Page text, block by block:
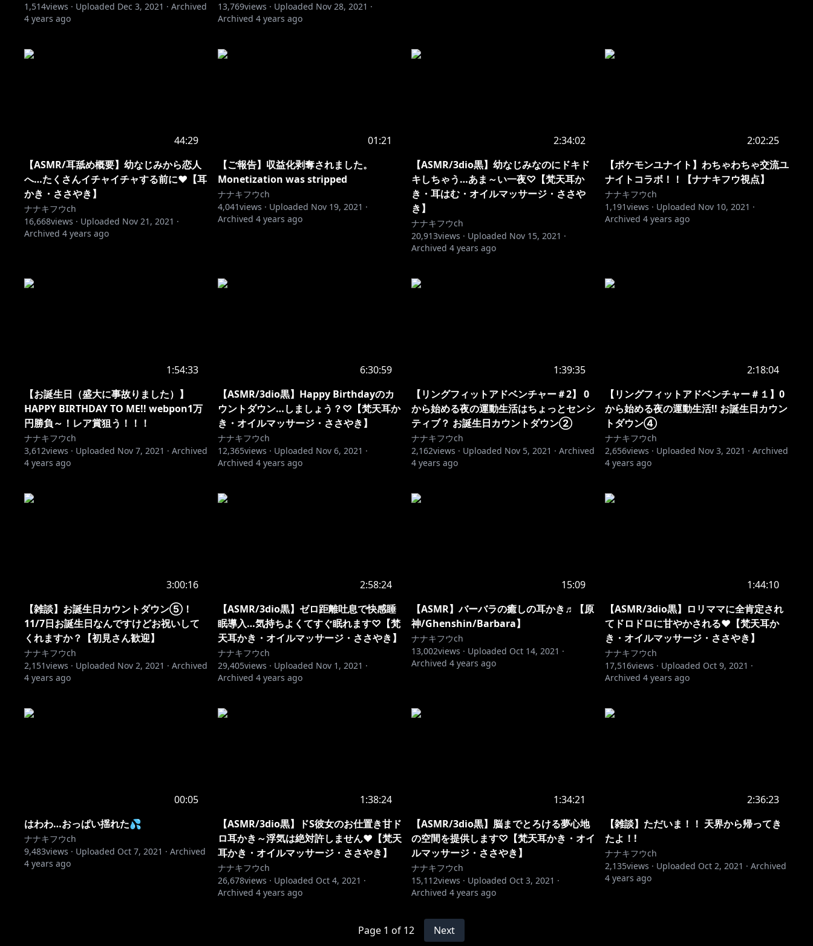
1,514views · Uploaded Dec 3, 2021 · Archived
4 years ago
13,769views · Uploaded Nov 28, 2021 ·
Archived 4 years ago
44:29
【ASMR/耳舐め概要】幼なじみから恋人
へ…たくさんイチャイチャする前に♥【耳
かき・ささやき】
ナナキフウch
16,668views · Uploaded Nov 21, 2021 ·
Archived 4 years ago
01:21
【ご報告】収益化剥奪されました。
Monetization was stripped
ナナキフウch
4,041views · Uploaded Nov 19, 2021 ·
Archived 4 years ago
2:34:02
【ASMR/3dio黒】幼なじみなのにドキド
キしちゃう…あま～い一夜♡【梵天耳か
き・耳はむ・オイルマッサージ・ささや
き】
ナナキフウch
20,913views · Uploaded Nov 15, 2021 ·
Archived 4 years ago
2:02:25
【ポケモンユナイト】わちゃわちゃ交流ユ
ナイトコラボ！！【ナナキフウ視点】
ナナキフウch
1,191views · Uploaded Nov 10, 2021 ·
Archived 4 years ago
1:54:33
【お誕生日（盛大に事故りました）】
HAPPY BIRTHDAY TO ME!! webpon1万
円勝負～！レア賞狙う！！！
ナナキフウch
3,612views · Uploaded Nov 7, 2021 · Archived
4 years ago
6:30:59
【ASMR/3dio黒】Happy Birthdayのカ
ウントダウン…しましょう？♡【梵天耳か
き・オイルマッサージ・ささやき】
ナナキフウch
12,365views · Uploaded Nov 6, 2021 ·
Archived 4 years ago
1:39:35
【リングフィットアドベンチャー＃2】 0
から始める夜の運動生活はちょっとセンシ
ティブ？ お誕生日カウントダウン②
ナナキフウch
2,162views · Uploaded Nov 5, 2021 · Archived
4 years ago
2:18:04
【リングフィットアドベンチャー＃１】0
から始める夜の運動生活!! お誕生日カウン
トダウン④
ナナキフウch
2,656views · Uploaded Nov 3, 2021 · Archived
4 years ago
3:00:16
【雑談】お誕生日カウントダウン⑤！
11/7日お誕生日なんですけどお祝いして
くれますか？【初見さん歓迎】
ナナキフウch
2,151views · Uploaded Nov 2, 2021 · Archived
4 years ago
2:58:24
【ASMR/3dio黒】ゼロ距離吐息で快感睡
眠導入…気持ちよくてすぐ眠れます♡【梵
天耳かき・オイルマッサージ・ささやき】
ナナキフウch
29,405views · Uploaded Nov 1, 2021 ·
Archived 4 years ago
15:09
【ASMR】バーバラの癒しの耳かき♬【原
神/Ghenshin/Barbara】
ナナキフウch
13,002views · Uploaded Oct 14, 2021 ·
Archived 4 years ago
1:44:10
【ASMR/3dio黒】ロリママに全肯定され
てドロドロに甘やかされる♥【梵天耳か
き・オイルマッサージ・ささやき】
ナナキフウch
17,516views · Uploaded Oct 9, 2021 ·
Archived 4 years ago
00:05
はわわ…おっぱい揺れた💦
ナナキフウch
9,483views · Uploaded Oct 7, 2021 · Archived
4 years ago
1:38:24
【ASMR/3dio黒】ドS彼女のお仕置き甘ド
ロ耳かき～浮気は絶対許しません♥【梵天
耳かき・オイルマッサージ・ささやき】
ナナキフウch
26,678views · Uploaded Oct 4, 2021 ·
Archived 4 years ago
1:34:21
【ASMR/3dio黒】脳までとろける夢心地
の空間を提供します♡【梵天耳かき・オイ
ルマッサージ・ささやき】
ナナキフウch
15,112views · Uploaded Oct 3, 2021 ·
Archived 4 years ago
2:36:23
【雑談】ただいま！！ 天界から帰ってき
たよ！!
ナナキフウch
2,135views · Uploaded Oct 2, 2021 · Archived
4 years ago
Page 1 of 12 Next